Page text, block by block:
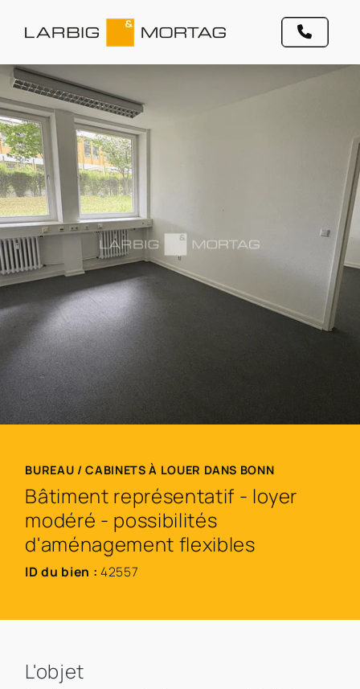
BUREAU / CABINETS À LOUER DANS BONN
Bâtiment représentatif - loyer
modéré - possibilités
d'aménagement flexibles
ID du bien : 42557
L'objet